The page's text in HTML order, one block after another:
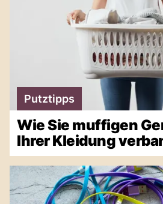
Putztipps
Wie Sie muffigen
Ihrer Kleidung